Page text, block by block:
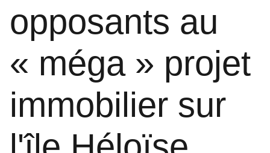
opposants au
« méga » projet
immobilier sur